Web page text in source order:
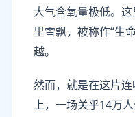
大气含氧量极低。
里雪飘，被称作“
越。
然而，就是在这片
上，一场关乎14万